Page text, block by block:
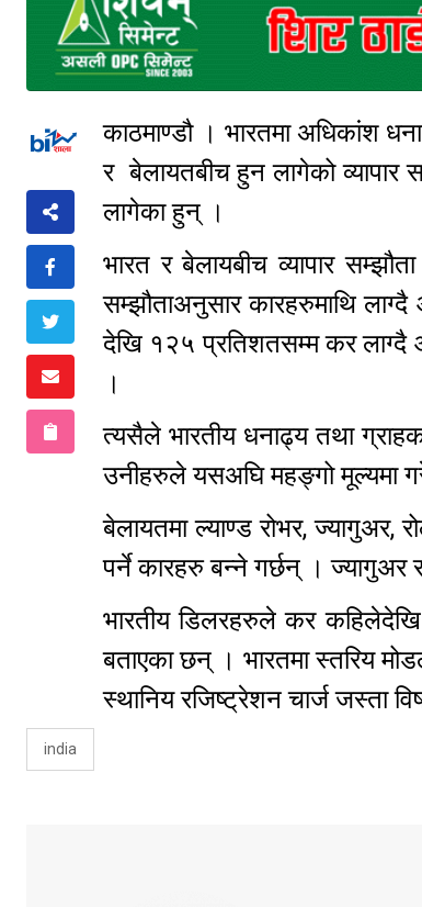
काठमाण्डौ । भारतमा अधिकांश
र बेलायतबीच हुन लागेको व्यापार
लागेका हुन् ।
भारत र बेलायबीच व्यापार
सम्झौताअनुसार कारहरुमाथि
देखि १२५ प्रतिशतसम्म कर लाग्दै
।
त्यसैले भारतीय धनाढ्य तथा
उनीहरुले यसअघि महङ्गो मूल्यमा
बेलायतमा ल्याण्ड रोभर, ज्यागुअर,
पर्ने कारहरु बन्ने गर्छन् । ज्यागुअर
भारतीय डिलरहरुले कर
बताएका छन् । भारतमा स्तरिय
स्थानिय रजिष्ट्रेशन चार्ज जस्ता
india